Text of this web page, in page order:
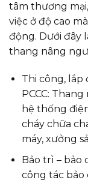
tâm thương
việc ở độ cao
động. Dưới đây
thang nâng
Thi công, lắp
PCCC:
hệ thống
cháy chữa
máy, xưởng
Bảo trì – bảo
công tác bảo